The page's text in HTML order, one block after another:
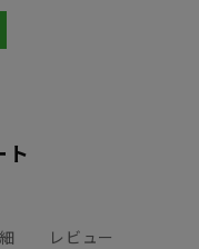
ト
レビュー